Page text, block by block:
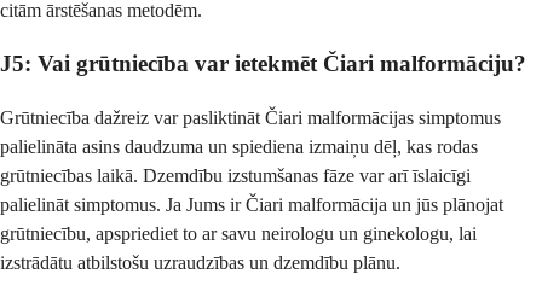
citām ārstēšanas metodēm.
J5: Vai grūtniecība var ietekmēt Čiari malformāciju?
Grūtniecība dažreiz var pasliktināt Čiari malformācijas simptomus
palielināta asins daudzuma un spiediena izmaiņu dēļ, kas rodas
grūtniecības laikā. Dzemdību izstumšanas fāze var arī īslaicīgi
palielināt simptomus. Ja Jums ir Čiari malformācija un jūs plānojat
grūtniecību, apspriediet to ar savu neirologu un ginekologu, lai
izstrādātu atbilstošu uzraudzības un dzemdību plānu.